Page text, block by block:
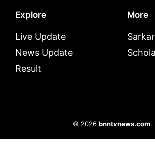
Explore
Live Update
News Update
Result
More
© 2026 bnntvnews.com.